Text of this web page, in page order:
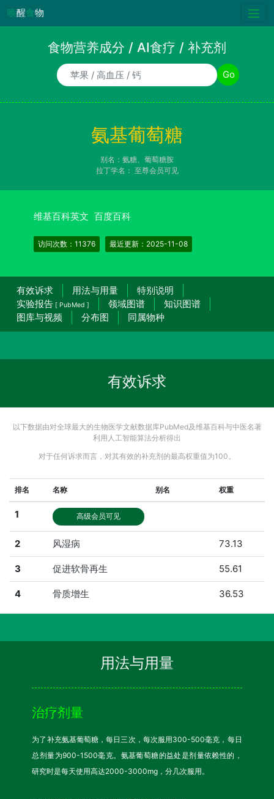
唤醒食物
食物营养成分 / AI食疗 / 补充剂
食物/AI食疗诉求/补充剂名称 Go
氨基葡萄糖
别名：氨糖、葡萄糖胺
拉丁学名： 至尊会员可见
维基百科英文 百度百科
访问次数：11376 最近更新：2025-11-08
有效诉求 用法与用量
特别说明
实验报告 [ PubMed ] 领域图谱
知识图谱
图库与视频
分布图 同属物种
有效诉求
以下数据由对全球最大的生物医学文献数据库PubMed及维基百科与中医名著
利用人工智能算法分析得出
对于任何诉求而言，对其有效的补充剂的最高权重值为100。
排名 名称 别名 权重
1 高级会员可见
2 风湿病 73.13
3 促进软骨再生 55.61
4 骨质增生 36.53
用法与用量
治疗剂量
为了补充氨基葡萄糖，每日三次，每次服用300-500毫克，每日
总剂量为900-1500毫克。氨基葡萄糖的益处是剂量依赖性的，
研究时是每天使用高达2000-3000mg，分几次服用。